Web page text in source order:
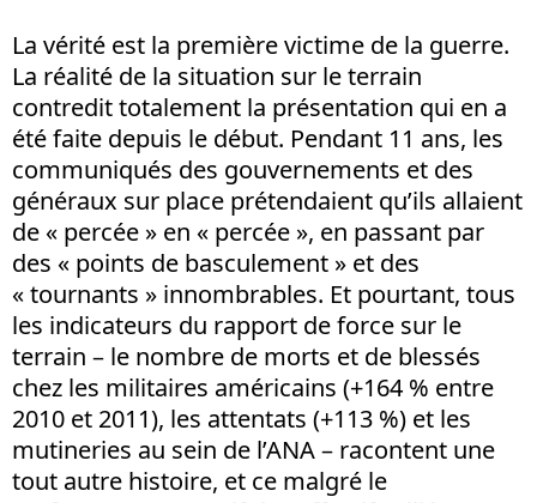
La vérité est la première victime de la guerre.
La réalité de la situation sur le terrain
contredit totalement la présentation qui en a
été faite depuis le début. Pendant 11 ans, les
communiqués des gouvernements et des
généraux sur place prétendaient qu’ils allaient
de « percée » en « percée », en passant par
des « points de basculement » et des
« tournants » innombrables. Et pourtant, tous
les indicateurs du rapport de force sur le
terrain – le nombre de morts et de blessés
chez les militaires américains (+164 % entre
2010 et 2011), les attentats (+113 %) et les
mutineries au sein de l’ANA – racontent une
tout autre histoire, et ce malgré le